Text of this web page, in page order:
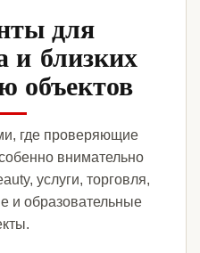
для
и близких
объектов
где проверяющие
внимательно
услуги, торговля,
и образовательные